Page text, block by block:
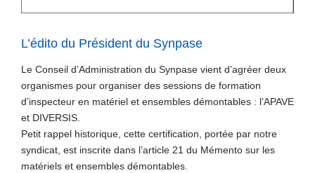
L’édito du Président du Synpase
Le Conseil d’Administration du Synpase vient d’agréer deux
organismes pour organiser des sessions de formation
d’inspecteur en matériel et ensembles démontables : l’APAVE
et DIVERSIS.
Petit rappel historique, cette certification, portée par notre
syndicat, est inscrite dans l’article 21 du Mémento sur les
matériels et ensembles démontables.